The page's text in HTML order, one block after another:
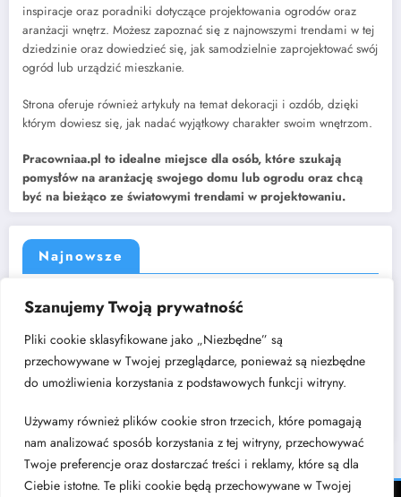
Szanujemy Twoją prywatność
Pliki cookie sklasyfikowane jako „Niezbędne” są
przechowywane w Twojej przeglądarce, ponieważ są niezbędne
do umożliwienia korzystania z podstawowych funkcji witryny.
Używamy również plików cookie stron trzecich, które pomagają
nam analizować sposób korzystania z tej witryny, przechowywać
Twoje preferencje oraz dostarczać treści i reklamy, które są dla
Ciebie istotne. Te pliki cookie będą przechowywane w Twojej
inspiracje oraz poradniki dotyczące projektowania ogrodów oraz
aranżacji wnętrz. Możesz zapoznać się z najnowszymi trendami w tej
dziedzinie oraz dowiedzieć się, jak samodzielnie zaprojektować swój
ogród lub urządzić mieszkanie.
Strona oferuje również artykuły na temat dekoracji i ozdób, dzięki
którym dowiesz się, jak nadać wyjątkowy charakter swoim wnętrzom.
Pracowniaa.pl to idealne miejsce dla osób, które szukają
pomysłów na aranżację swojego domu lub ogrodu oraz chcą
być na bieżąco ze światowymi trendami w projektowaniu.
Najnowsze
Jak dobrać rozdzielacz do instalacji centralnego ogrzewania?
Kuchnia w kształcie litery „L” – dlaczego to układ, który nigdy nie
wychodzi z mody?
Cichy luksus w architekturze wnętrz: poszukiwanie harmonii w świecie
nadmiaru bodźców
Modne wykończenia wnętrz – czy posadzki żywiczne to dobry
Jadalnia w salonie – jak wybrać stół i gdzie go ustawić?